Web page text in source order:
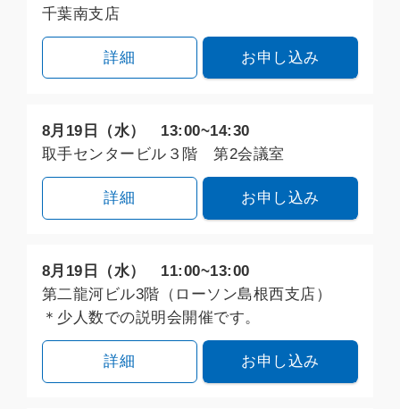
千葉南支店
詳細 お申し込み
8月19日（水） 13:00~14:30
取手センタービル３階 第2会議室
詳細 お申し込み
8月19日（水） 11:00~13:00
第二龍河ビル3階（ローソン島根西支店）
＊少人数での説明会開催です。
詳細 お申し込み